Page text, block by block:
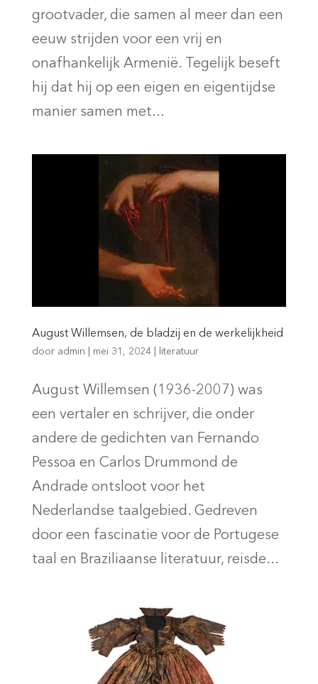
grootvader, die samen al meer dan een
eeuw strijden voor een vrij en
onafhankelijk Armenië. Tegelijk beseft
hij dat hij op een eigen en eigentijdse
manier samen met...
August Willemsen, de bladzij en de werkelijkheid
door admin mei 31, 2024| literatuur
August Willemsen (1936-2007) was
een vertaler en schrĳver, die onder
andere de gedichten van Fernando
Pessoa en Carlos Drummond de
Andrade ontsloot voor het
Nederlandse taalgebied. Gedreven
door een fascinatie voor de Portugese
taal en Braziliaanse literatuur, reisde...